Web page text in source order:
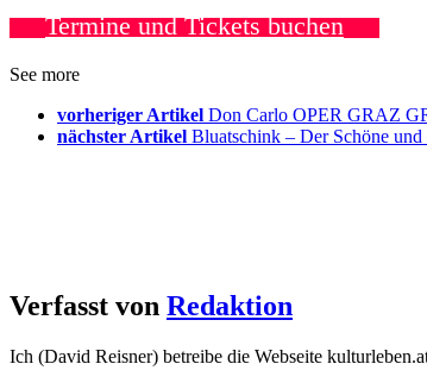
Termine und Tickets buchen
See more
vorheriger Artikel Don Carlo OPER GRAZ
nächster Artikel Bluatschink – Der Schöne
Verfasst von Redaktion
Ich (David Reisner) betreibe die Webseite